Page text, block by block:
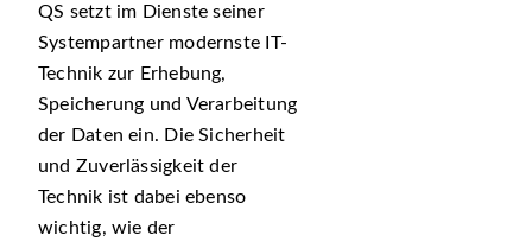
QS setzt im Dienste seiner
Systempartner modernste IT-
Technik zur Erhebung,
Speicherung und Verarbeitung
der Daten ein. Die Sicherheit
und Zuverlässigkeit der
Technik ist dabei ebenso
wichtig, wie der